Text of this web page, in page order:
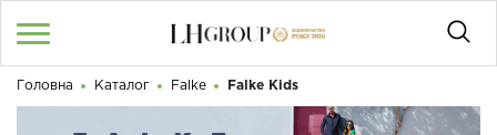
Доброго дня! Що Ви шукаєте?
Головна Каталог Falke Falke Kids